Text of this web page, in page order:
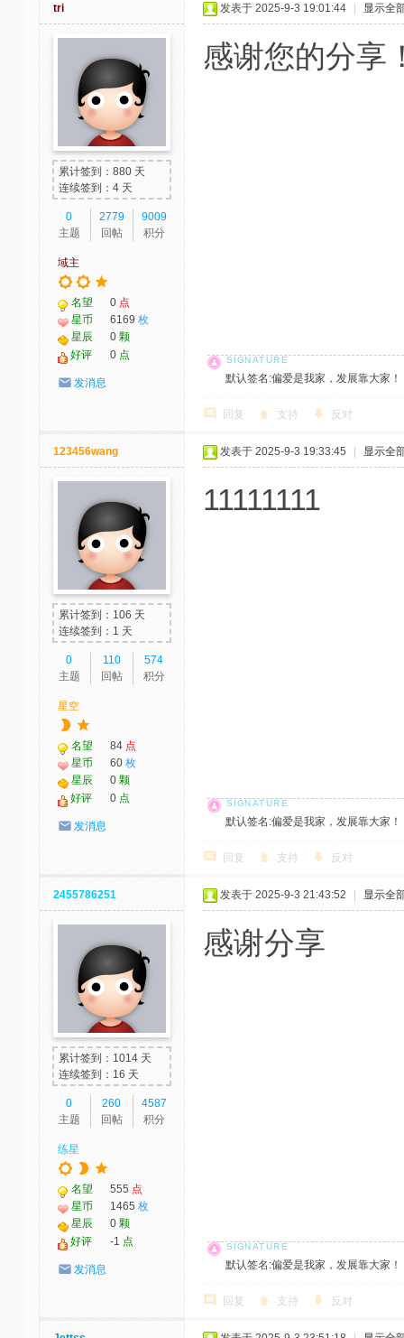
tri
累计签到：880 天
连续签到：4 天
0
主题
2779
回帖
9009
积分
域主
名望 0 点
星币
6169 枚
星辰
0 颗
好评
0 点
发消息
发表于 2025-9-3 19:01:44 显示全
感谢您的分享
默认签名:偏爱是我家，发展靠大家
回复 支持 反对
123456wang
累计签到：106 天
连续签到：1 天
0
主题
110
回帖
574
积分
星空
名望 84 点
星币
60 枚
星辰
0 颗
好评
0 点
发消息
发表于 2025-9-3 19:33:45 显示全
11111111
默认签名:偏爱是我家，发展靠大家
回复 支持 反对
2455786251
累计签到：1014 天
连续签到：16 天
0
主题
260
回帖
4587
积分
练星
名望 555 点
星币
1465 枚
星辰
0 颗
好评
-1 点
发消息
发表于 2025-9-3 21:43:52 显示全
感谢分享
默认签名:偏爱是我家，发展靠大家
回复 支持 反对